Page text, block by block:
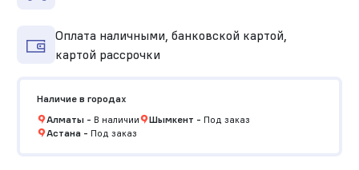
Оплата наличными, банковской картой,
картой рассрочки
Наличие в городах
Алматы- В наличии Шымкент - Под заказ
Астана- Под заказ